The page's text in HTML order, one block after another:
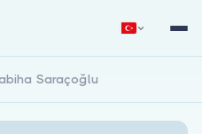
Giriş Yap
Saraçoğlu